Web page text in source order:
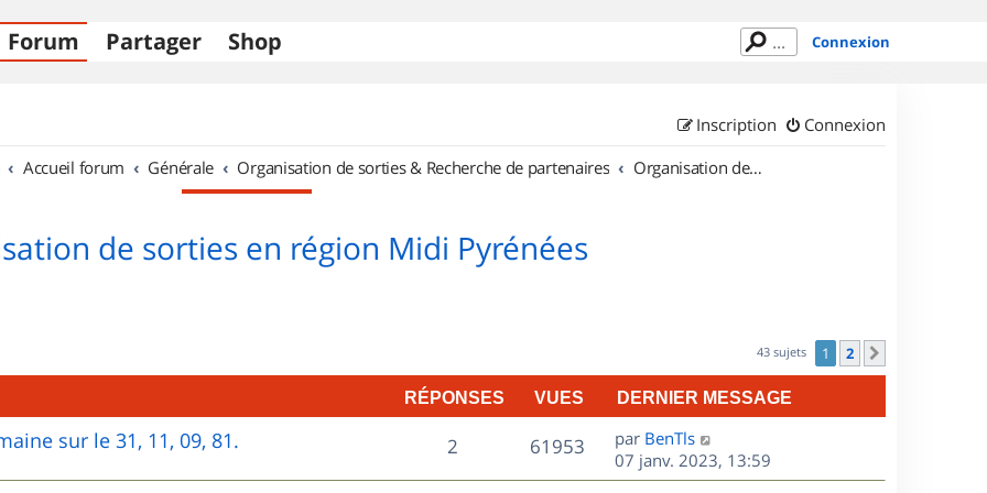
Forum Partager Shop Connexion
Connexion
Inscription
Accueil forum Générale Organisation de sorties & Recherche de partenaires Organisation de sorties en région Midi Pyrénées
de sorties en région Midi Pyrénées
43 sujets 1 2
RÉPONSES VUES DERNIER MESSAGE
sur le 31, 11, 09, 81. 2R
é
61953V
u
D
e
r
par BenTls
07 janv. 2023, 13:59